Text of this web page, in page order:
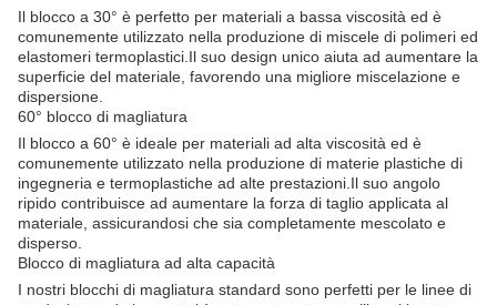
Il blocco a 30° è perfetto per materiali a bassa viscosità ed è
comunemente utilizzato nella produzione di miscele di polimeri ed
elastomeri termoplastici.Il suo design unico aiuta ad aumentare la
superficie del materiale, favorendo una migliore miscelazione e
dispersione.
60° blocco di magliatura
Il blocco a 60° è ideale per materiali ad alta viscosità ed è
comunemente utilizzato nella produzione di materie plastiche di
ingegneria e termoplastiche ad alte prestazioni.Il suo angolo
ripido contribuisce ad aumentare la forza di taglio applicata al
materiale, assicurandosi che sia completamente mescolato e
disperso.
Blocco di magliatura ad alta capacità
I nostri blocchi di magliatura standard sono perfetti per le linee di